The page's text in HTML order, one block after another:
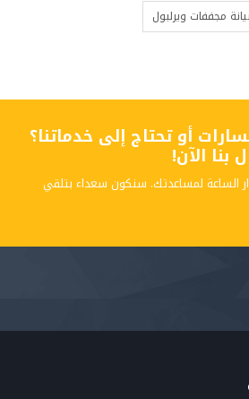
مجففات ويرلبول
أو تحتاج إلى خدماتنا؟
بنا الآن!
الساعة لمساعدتك. سنكون سعداء بتلقي